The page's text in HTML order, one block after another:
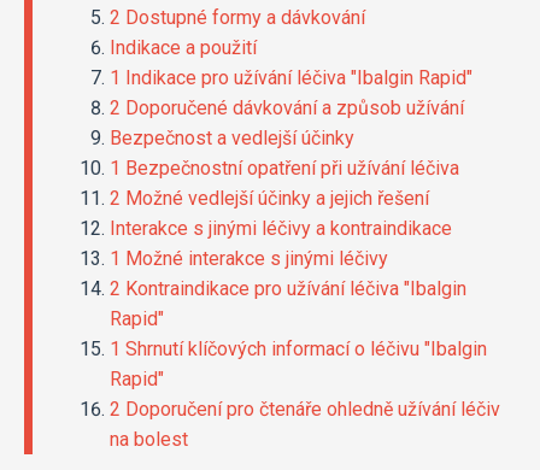
2 Dostupné formy a dávkování
Indikace a použití
1 Indikace pro užívání léčiva "Ibalgin Rapid"
2 Doporučené dávkování a způsob užívání
Bezpečnost a vedlejší účinky
1 Bezpečnostní opatření při užívání léčiva
2 Možné vedlejší účinky a jejich řešení
Interakce s jinými léčivy a kontraindikace
1 Možné interakce s jinými léčivy
2 Kontraindikace pro užívání léčiva "Ibalgin
Rapid"
1 Shrnutí klíčových informací o léčivu "Ibalgin
Rapid"
2 Doporučení pro čtenáře ohledně užívání léčiv
na bolest